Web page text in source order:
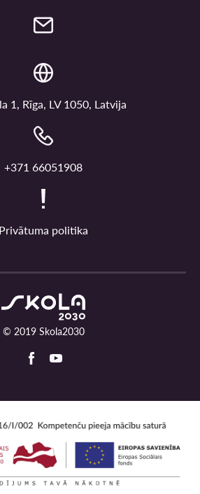
1, Rīga, LV 1050, Latvija
+371 66051908
Privātuma politika
© 2019 Skola2030